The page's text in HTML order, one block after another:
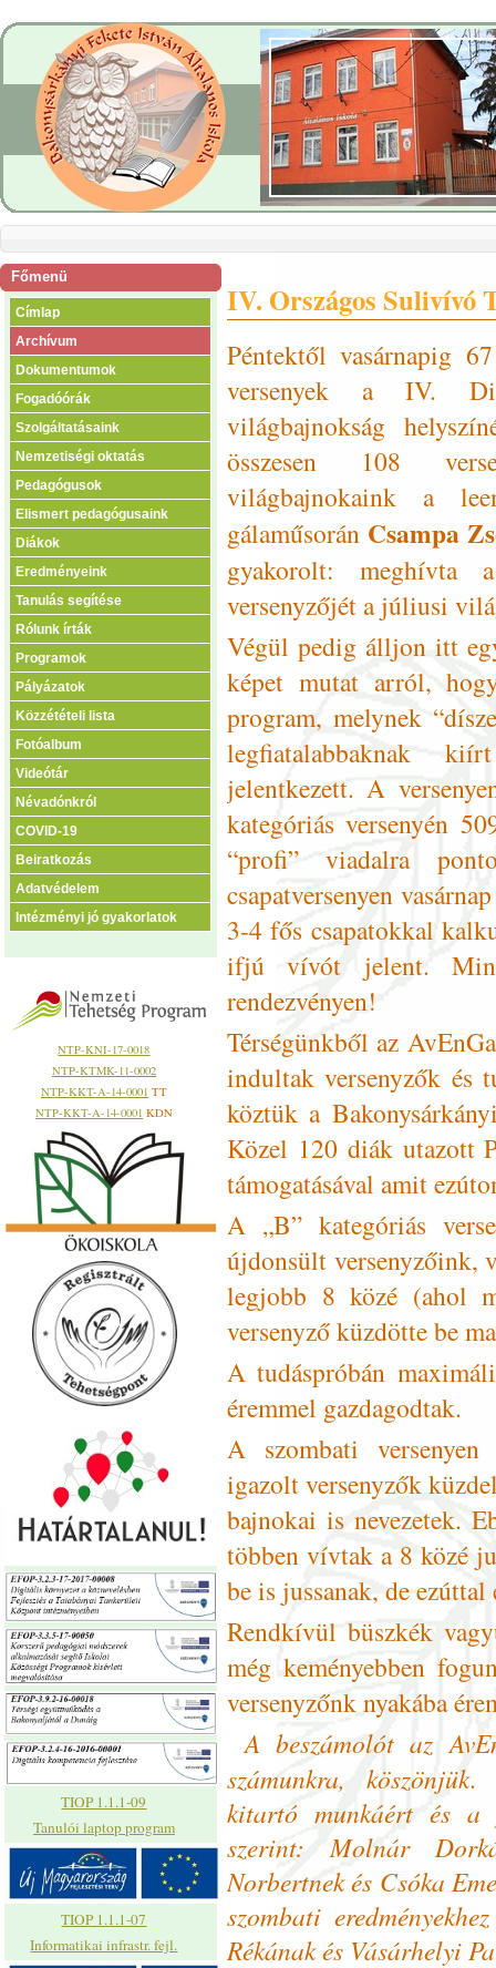
Főmenü
Címlap
Archívum
Dokumentumok
Fogadóórák
Szolgáltatásaink
Nemzetiségi oktatás
Pedagógusok
Elismert pedagógusaink
Diákok
Eredményeink
Tanulás segítése
Rólunk írták
Programok
Pályázatok
Közzétételi lista
Fotóalbum
Videótár
Névadónkról
COVID-19
Beiratkozás
Adatvédelem
Intézményi jó gyakorlatok
NTP-KNI-17-0018
NTP-KTMK-11-0002
NTP-KKT-A-14-0001 TT
NTP-KKT-A-14-0001 KDN
TIOP 1.1.1-09
Tanulói laptop program
TIOP 1.1.1-07
Informatikai infrastr. fejl.
IV. Országos Sulivívó
Péntektől vasárnapig
versenyek a IV.
világbajnokság
összesen 108
világbajnokaink a
gálaműsorán Csampa
gyakorolt: meghívta
versenyzőjét a júliusi
Végül pedig álljon itt
képet mutat arról,
program, melynek
legfiatalabbaknak
jelentkezett. A
kategóriás versenyén
“profi” viadalra
csapatversenyen
3-4 fős csapatokkal
ifjú vívót jelent.
rendezvényen!
Térségünkből az
indultak versenyzők és
köztük a
Közel 120 diák utazott
támogatásával amit
A „B” kategóriás
újdonsült versenyzőink,
legjobb 8 közé (ahol
versenyző küzdötte be
A tudáspróbán
éremmel gazdagodtak.
A szombati versenyen
igazolt versenyzők
bajnokai is nevezetek.
többen vívtak a 8 közé
be is jussanak, de
Rendkívül büszkék
még keményebben
versenyzőnk nyakába
A beszámolót az
számunkra,
kitartó munkáért és a
szerint: Molnár
Norbertnek és Csóka
szombati
Rékának és Vásárhelyi